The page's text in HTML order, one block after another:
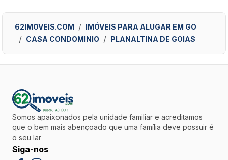
62IMOVEIS.COM
IMÓVEIS PARA ALUGAR EM GO
CASA CONDOMINIO
PLANALTINA DE GOIAS
Somos apaixonados pela unidade familiar e acreditamos
que o bem mais abençoado que uma família deve possuir é
o seu lar
Siga-nos